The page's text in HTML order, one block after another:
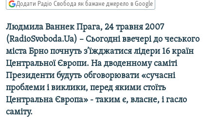
Перейти
пошуку
СУСПІЛЬСТВО
КУЛЬТУРА
УКРАЇНА
СВІТ
ДОНБАС.РЕАЛІЇ
КРИМ.РЕАЛІЇ
ТИ ЯК?
СХЕМИ
КИТАЙ.ВИКЛИКИ
МУЛЬТИМЕДІА
ФОТО
Додати Радіо Свобода як бажане джерело в Google
Людмила Ваннек Прага, 24 травня 2007
(RadioSvoboda.Ua) – Сьогодні ввечері до чеського
міста Брно почнуть з’їжджатися лідери 16 країн
Центральної Європи. На дводенному саміті
Президенти будуть обговорювати «сучасні
проблеми і виклики, перед якими стоїть
Центральна Європа» - таким є, власне, і гасло
саміту.